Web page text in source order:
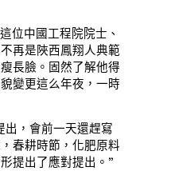
位中國工程院院士、
再是陜西鳳翔人典範
長臉。固然了解他得
變更這么年夜，一時
出，會前一天還趕寫
春耕時節，化肥原料
提出了應對提出。”